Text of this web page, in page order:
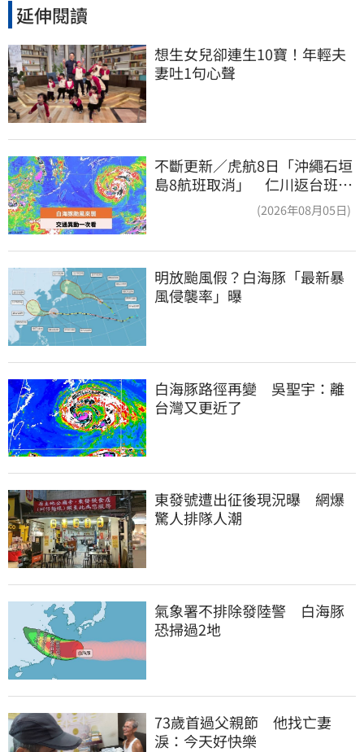
延伸閱讀
想生女兒卻連生10寶！年輕夫
妻吐1句心聲
不斷更新／虎航8日「沖繩石垣
島8航班取消」 仁川返台班機
(2026年08月05日)
明放颱風假？白海豚「最新暴
風侵襲率」曝
白海豚路徑再變　吳聖宇：離
台灣又更近了
東發號遭出征後現況曝　網爆
驚人排隊人潮
氣象署不排除發陸警　白海豚
恐掃過2地
73歲首過父親節　他找亡妻
淚：今天好快樂